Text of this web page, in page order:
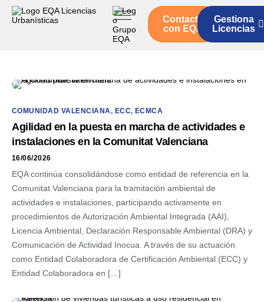
Servicios
Contacto
con EQA
Gestiona
Licencias
COMUNIDAD VALENCIANA, ECC, ECMCA
Agilidad en la puesta en marcha de actividades e
instalaciones en la Comunitat Valenciana
16/06/2026
EQA continúa consolidándose como entidad de referencia en la
Comunitat Valenciana para la tramitación ambiental de
actividades e instalaciones, participando activamente en
procedimientos de Autorización Ambiental Integrada (AAI),
Licencia Ambiental, Declaración Responsable Ambiental (DRA) y
Comunicación de Actividad Inocua. A través de su actuación
como Entidad Colaboradora de Certificación Ambiental (ECC) y
Entidad Colaboradora en […]